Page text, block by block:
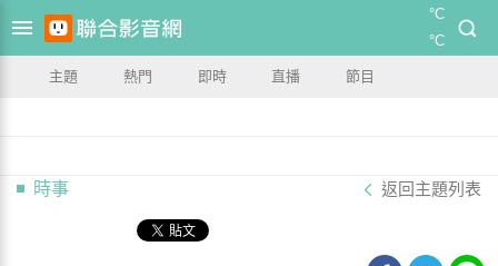
°C
°C
主題 熱門 即時 直播 節目
時事 返回主題列表